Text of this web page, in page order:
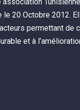
20 Octobre 2012.
permettant de
et à